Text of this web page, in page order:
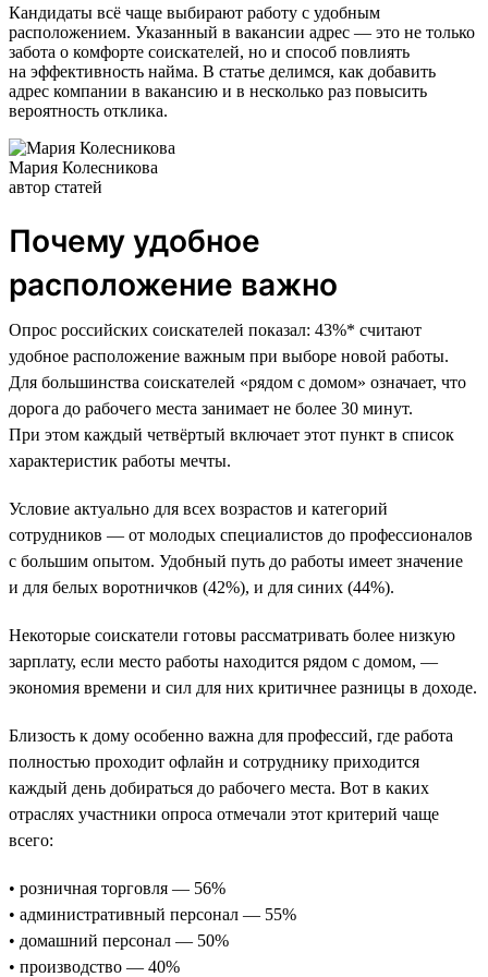
Кандидаты всё чаще выбирают работу с удобным
расположением. Указанный в вакансии адрес — это не только
забота о комфорте соискателей, но и способ повлиять
на эффективность найма. В статье делимся, как добавить
адрес компании в вакансию и в несколько раз повысить
вероятность отклика.
Мария Колесникова
автор статей
Почему удобное
расположение важно
Опрос российских соискателей показал: 43%* считают
удобное расположение важным при выборе новой работы.
Для большинства соискателей «рядом с домом» означает, что
дорога до рабочего места занимает не более 30 минут.
При этом каждый четвёртый включает этот пункт в список
характеристик работы мечты.
Условие актуально для всех возрастов и категорий
сотрудников — от молодых специалистов до профессионалов
с большим опытом. Удобный путь до работы имеет значение
и для белых воротничков (42%), и для синих (44%).
Некоторые соискатели готовы рассматривать более низкую
зарплату, если место работы находится рядом с домом, —
экономия времени и сил для них критичнее разницы в доходе.
Близость к дому особенно важна для профессий, где работа
полностью проходит офлайн и сотруднику приходится
каждый день добираться до рабочего места. Вот в каких
отраслях участники опроса отмечали этот критерий чаще
всего:
• розничная торговля — 56%
• административный персонал — 55%
• домашний персонал — 50%
• производство — 40%